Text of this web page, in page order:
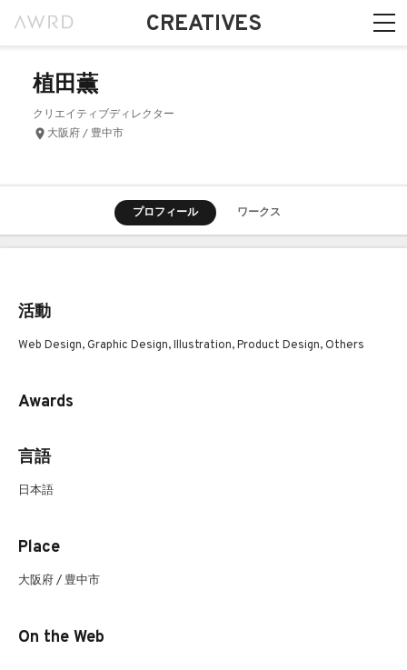
CREATIVES
植田薫
クリエイティブディレクター
大阪府 / 豊中市
プロフィール ワークス
活動
Web Design, Graphic Design, Illustration, Product Design, Others
Awards
言語
日本語
Place
大阪府 / 豊中市
On the Web